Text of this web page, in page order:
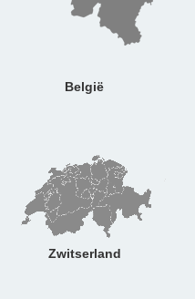
België
Zwitserland